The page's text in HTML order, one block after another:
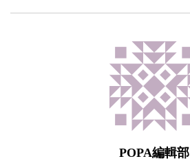
POPA編輯部